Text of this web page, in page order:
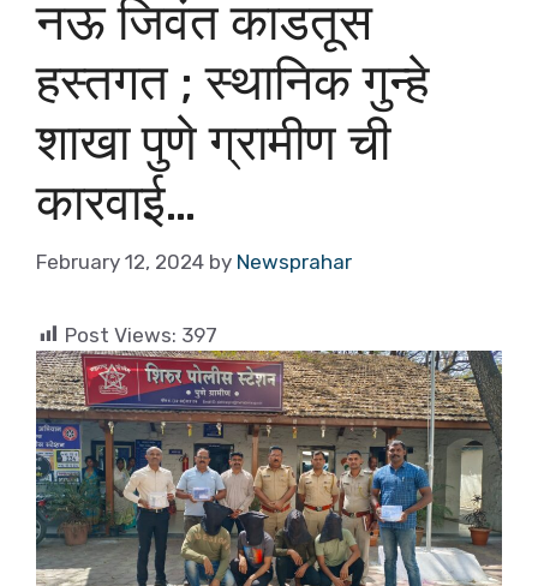
नऊ जिवंत काडतूस
हस्तगत ; स्थानिक गुन्हे
शाखा पुणे ग्रामीण ची
कारवाई…
February 12, 2024 by Newsprahar
Post Views: 397